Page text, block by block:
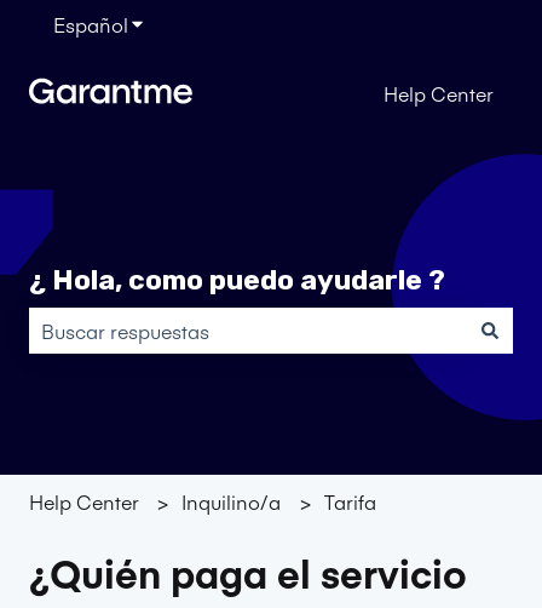
EspañolTraducciones de Mostrar submenú de
Help Center
¿ Hola, como puedo ayudarle ?
No hay sugerencias porque el campo de búsqueda
Help Center Inquilino/a Tarifa
¿Quién paga el servicio